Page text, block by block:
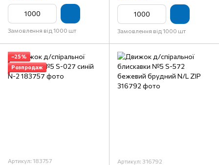
Замовлення від 1000 шт Замовлення від 1000 шт
−25%
Розпродаж
Артикул: 183757 Артикул: 316792